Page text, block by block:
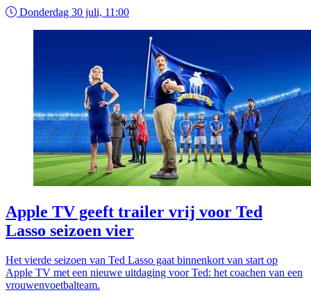
Donderdag 30 juli, 11:00
Apple TV geeft trailer vrij voor Ted
Lasso seizoen vier
Het vierde seizoen van Ted Lasso gaat binnenkort van start op
Apple TV met een nieuwe uitdaging voor Ted: het coachen van een
vrouwenvoetbalteam.